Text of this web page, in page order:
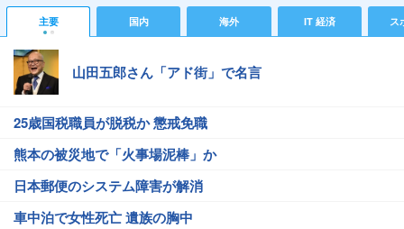
主要 国内 海外 IT 経済 ス
山田五郎さん「アド街」で名言
25歳国税職員が脱税か 懲戒免職
熊本の被災地で「火事場泥棒」か
日本郵便のシステム障害が解消
車中泊で女性死亡 遺族の胸中